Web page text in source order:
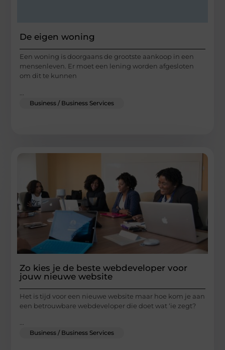
De eigen woning
Een woning is doorgaans de grootste aankoop in een
mensenleven. Er moet een lening worden afgesloten
om dit te kunnen
Business / Business Services
Zo kies je de beste webdeveloper voor
jouw nieuwe website
Het is tijd voor een nieuwe website maar hoe kom je aan
een betrouwbare webdeveloper die doet wat ‘ie zegt?
Business / Business Services